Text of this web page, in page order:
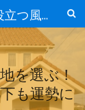
聖山玄龍の生活に役立つ風水
を選ぶ！
も運勢に